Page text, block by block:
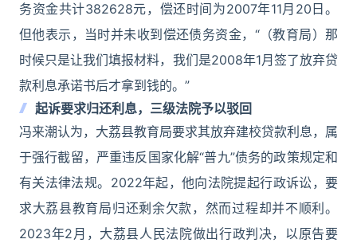
务资金共计382628元，偿还时间为2007年11月20日。
但他表示，当时并未收到偿还债务资金，“（教育局）那
时候只是让我们填报材料，我们是2008年1月签了放弃贷
款利息承诺书后才拿到钱的。”
起诉要求归还利息，三级法院予以驳回
冯来潮认为，大荔县教育局要求其放弃建校贷款利息，属
于强行截留，严重违反国家化解“普九”债务的政策规定和
有关法律法规。2022年起，他向法院提起行政诉讼，要
求大荔县教育局归还剩余欠款，然而过程却并不顺利。
2023年2月，大荔县人民法院做出行政判决，以原告要